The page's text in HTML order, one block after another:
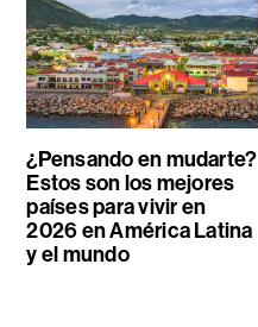
¿Pensando en mudarte?
Estos son los mejores
países para vivir en
2026 en América Latina
y el mundo